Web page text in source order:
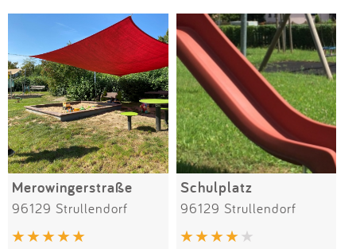
Anmelden
SPIELGERÄTE
Merowingerstraße
96129 Strullendorf
Schulplatz
96129 Strullendorf